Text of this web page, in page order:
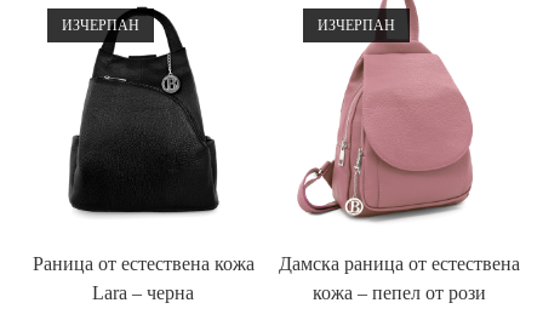
ИЗЧЕРПАН
Раница от естествена кожа
Lara – черна
ИЗЧЕРПАН
Дамска раница от естествена
кожа – пепел от рози